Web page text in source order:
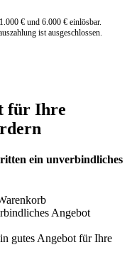
€ und 6.000 € einlösbar.
ist ausgeschlossen.
für Ihre
ein unverbindliches
Angebot
gutes Angebot für Ihre